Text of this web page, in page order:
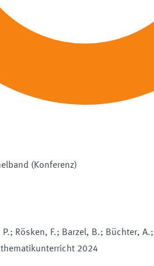
(Konferenz)
P.; Rösken, F.; Barzel, B.; Büchter,
2024